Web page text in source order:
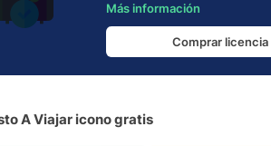
Más información
Comprar licencia
A Viajar icono gratis